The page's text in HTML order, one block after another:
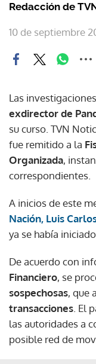
Redacción de
10 de septiembre
Las
exdirector de
su curso. TVN
fue remitido a la
Organizada,
correspondientes.
A inicios de este
Nación, Luis
ya se había
De acuerdo con
Financiero, se
sospechosas, que
transacciones . El
las autoridades a
posible red de